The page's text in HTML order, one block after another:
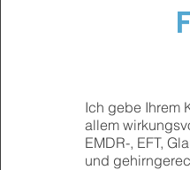
Ich gebe Ihrem
allem
EMDR-, EFT,
und